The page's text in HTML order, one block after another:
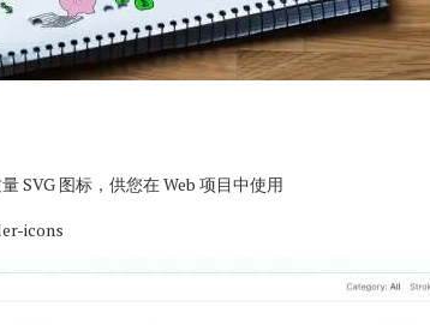
SVG 图标，供您在 Web 项目中使用
icons